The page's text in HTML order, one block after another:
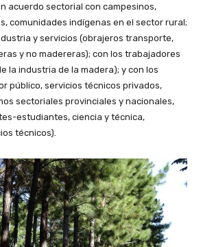
acuerdo sectorial con campesinos,
comunidades indígenas en el sector rural;
y servicios (obrajeros transporte,
y no madereras); con los trabajadores
la industria de la madera); y con los
público, servicios técnicos privados,
sectoriales provinciales y nacionales,
estudiantes, ciencia y técnica,
técnicos).